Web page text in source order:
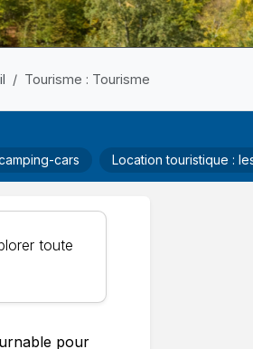
Tourisme : Tourisme
cars Location touristique :
toute
pour